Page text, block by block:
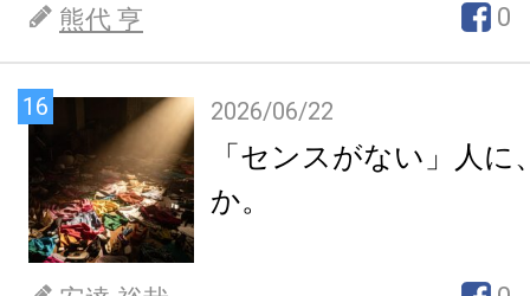
熊代 亨 0
16 2026/06/22
「センスがない」人
か。